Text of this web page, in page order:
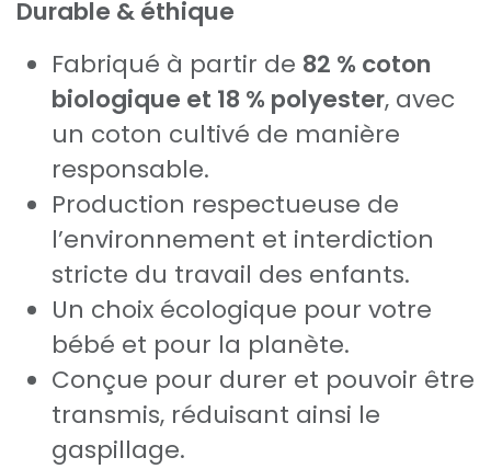
Durable & éthique
Fabriqué à partir de 82 % coton
biologique et 18 % polyester, avec
un coton cultivé de manière
responsable.
Production respectueuse de
l’environnement et interdiction
stricte du travail des enfants.
Un choix écologique pour votre
bébé et pour la planète.
Conçue pour durer et pouvoir être
transmis, réduisant ainsi le
gaspillage.